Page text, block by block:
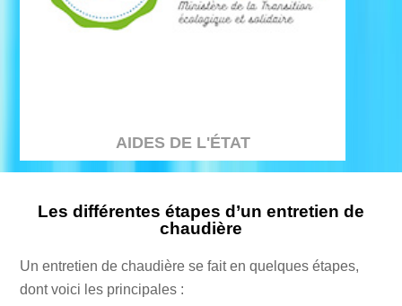
AIDES DE L'ÉTAT
Les différentes étapes d’un entretien de
chaudière
Un entretien de chaudière se fait en quelques étapes,
dont voici les principales :